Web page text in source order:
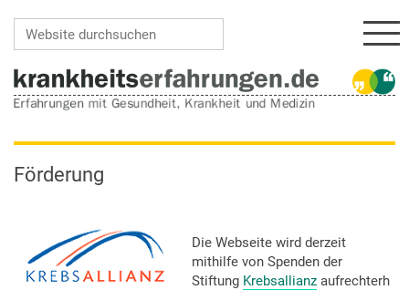
Förderung
Die Webseite wird derzeit
mithilfe von Spenden der
Stiftung Krebsallianz aufrechterh